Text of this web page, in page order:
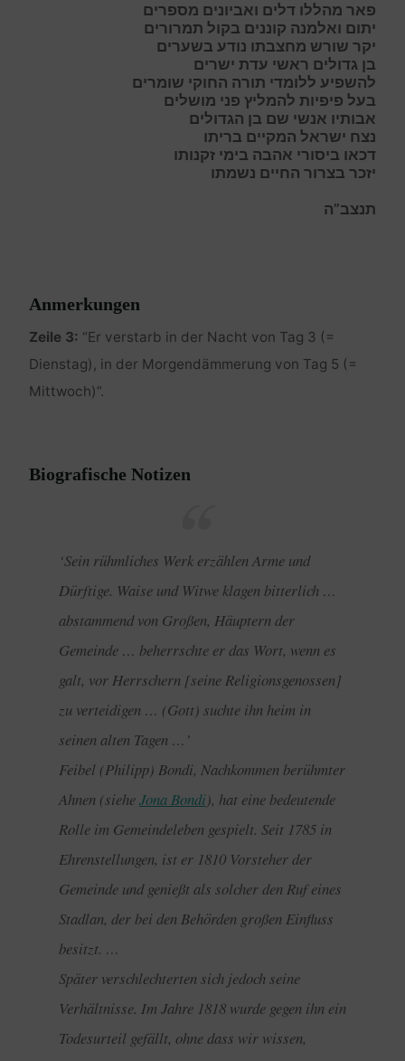
פאר מהללו דלים ואביונים מספרים
יתום ואלמנה קוננים בקול תמרורים
יקר שורש מחצבתו נודע בשערים
בן גדולים ראשי עדת ישרים
להשפיע ללומדי תורה החוקי שומרים
בעל פיפיות להמליץ פני מושלים
אבותיו אנשי שם בן הגדולים
נצח ישראל המקיים בריתו
דכאו ביסורי אהבה בימי זקנותו
יזכר בצרור החיים נשמתו
תנצב”ה
Anmerkungen
Zeile 3: “Er verstarb in der Nacht von Tag 3 (=
Dienstag), in der Morgendämmerung von Tag 5 (=
Mittwoch)”.
Biografische Notizen
‘Sein rühmliches Werk erzählen Arme und
Dürftige. Waise und Witwe klagen bitterlich …
abstammend von Großen, Häuptern der
Gemeinde … beherrschte er das Wort, wenn es
galt, vor Herrschern [seine Religionsgenossen]
zu verteidigen … (Gott) suchte ihn heim in
seinen alten Tagen …’
Feibel (Philipp) Bondi, Nachkommen berühmter
Ahnen (sieheJona Bondi), hat eine bedeutende
Rolle im Gemeindeleben gespielt. Seit 1785 in
Ehrenstellungen, ist er 1810 Vorsteher der
Gemeinde und genießt als solcher den Ruf eines
Stadlan, der bei den Behörden großen Einfluss
besitzt. …
Später verschlechterten sich jedoch seine
Verhältnisse. Im Jahre 1818 wurde gegen ihn ein
Todesurteil gefällt, ohne dass wir wissen,